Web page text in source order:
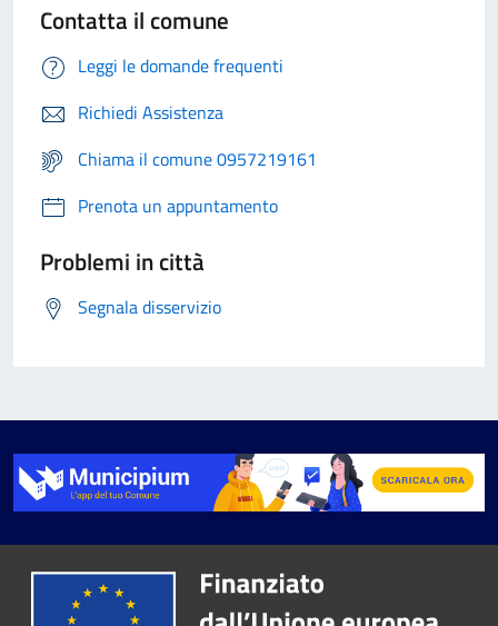
Contatta il comune
Leggi le domande frequenti
Richiedi Assistenza
Chiama il comune 0957219161
Prenota un appuntamento
Problemi in città
Segnala disservizio